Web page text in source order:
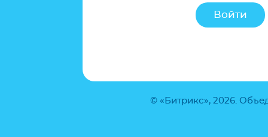
© «Битрикс», 2026.